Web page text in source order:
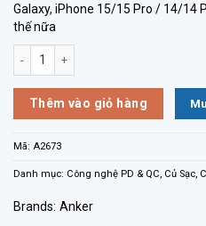
Galaxy, iPhone 15/15 Pro / 14/14
thế nữa
Củ sạc Anker 335 2C1A 67W
Thêm vào giỏ hàng
Mã: A2673
Danh mục: Công nghệ PD & QC, Củ Sạc,
Brands: Anker